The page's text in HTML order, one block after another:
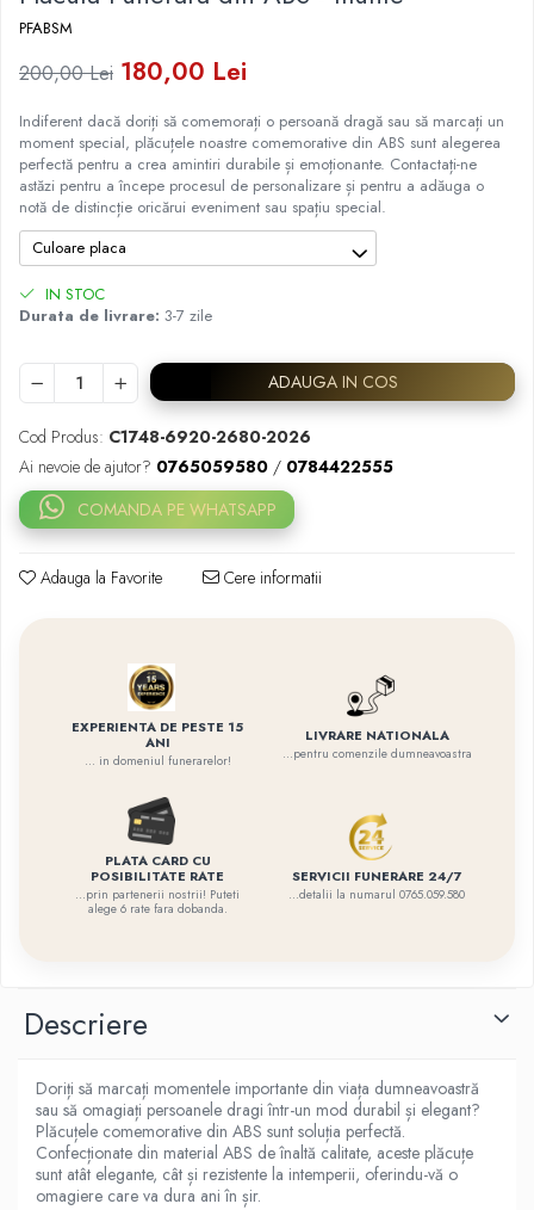
Placa memoriala
Placute ABS personalizate
marmura
PFABSM
200,00 Lei 180,00 Lei
Indiferent dacă doriți să comemorați o persoană dragă sau să marcați un
moment special, plăcuțele noastre comemorative din ABS sunt alegerea
perfectă pentru a crea amintiri durabile și emoționante. Contactați-ne
astăzi pentru a începe procesul de personalizare și pentru a adăuga o
notă de distincție oricărui eveniment sau spațiu special.
Culoare placa
IN STOC
Durata de livrare: 3-7 zile
ADAUGA IN COS
Cod Produs: C1748-6920-2680-2026
Ai nevoie de ajutor? 0765059580 / 0784422555
COMANDA PE WHATSAPP
Adauga la Favorite Cere informatii
EXPERIENTA DE PESTE 15
ANI
... in domeniul funerarelor!
LIVRARE NATIONALA
...pentru comenzile dumneavoastra
PLATA CARD CU
POSIBILITATE RATE
...prin partenerii nostrii! Puteti
alege 6 rate fara dobanda.
SERVICII FUNERARE 24/7
...detalii la numarul 0765.059.580
Descriere
Doriți să marcați momentele importante din viața dumneavoastră
sau să omagiați persoanele dragi într-un mod durabil și elegant?
Plăcuțele comemorative din ABS sunt soluția perfectă.
Confecționate din material ABS de înaltă calitate, aceste plăcuțe
sunt atât elegante, cât și rezistente la intemperii, oferindu-vă o
omagiere care va dura ani în șir.